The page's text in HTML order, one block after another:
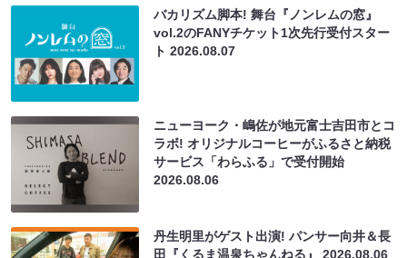
バカリズム脚本! 舞台『ノンレムの窓』
vol.2のFANYチケット1次先行受付スター
ト2026.08.07
ニューヨーク・嶋佐が地元富士吉田市とコ
ラボ! オリジナルコーヒーがふるさと納税
サービス「わらふる」で受付開始
2026.08.06
丹生明里がゲスト出演! パンサー向井＆長
田『くるま温泉ちゃんねる』2026.08.06